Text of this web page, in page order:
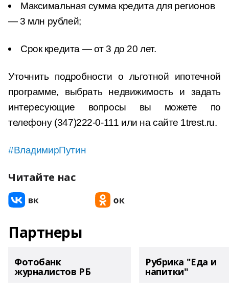
Максимальная сумма кредита для регионов
— 3 млн рублей;
Срок кредита — от 3 до 20 лет.
Уточнить подробности о льготной ипотечной
программе, выбрать недвижимость и задать
интересующие вопросы вы можете по
телефону (347)222-0-111 или на сайте 1trest.ru.
#ВладимирПутин
Читайте нас
Партнеры
Фотобанк
журналистов РБ
Рубрика "Еда и
напитки"